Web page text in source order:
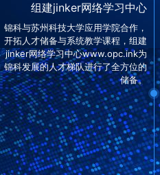
组建jinker网络学习中心
锦科与苏州科技大学应用学院合作，
开拓人才储备与系统教学课程，组建
jinker网络学习中心www.opc.ink为
锦科发展的人才梯队进行了全方位的
储备。